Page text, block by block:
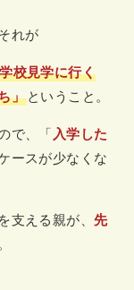
れが
校見学に行く
」ということ。
で、「 入学した
ースが少なくな
支える親が、 先